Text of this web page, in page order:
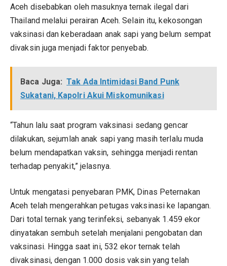
Aceh disebabkan oleh masuknya ternak ilegal dari
Thailand melalui perairan Aceh. Selain itu, kekosongan
vaksinasi dan keberadaan anak sapi yang belum sempat
divaksin juga menjadi faktor penyebab.
Baca Juga: Tak Ada Intimidasi Band Punk
Sukatani, Kapolri Akui Miskomunikasi
“Tahun lalu saat program vaksinasi sedang gencar
dilakukan, sejumlah anak sapi yang masih terlalu muda
belum mendapatkan vaksin, sehingga menjadi rentan
terhadap penyakit,” jelasnya.
Untuk mengatasi penyebaran PMK, Dinas Peternakan
Aceh telah mengerahkan petugas vaksinasi ke lapangan.
Dari total ternak yang terinfeksi, sebanyak 1.459 ekor
dinyatakan sembuh setelah menjalani pengobatan dan
vaksinasi. Hingga saat ini, 532 ekor ternak telah
divaksinasi, dengan 1.000 dosis vaksin yang telah